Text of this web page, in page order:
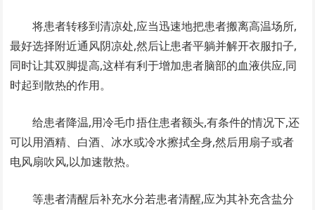
将患者转移到清凉处,应当迅速地把患者搬离高温场所,
最好选择附近通风阴凉处,然后让患者平躺并解开衣服扣子,
同时让其双脚提高,这样有利于增加患者脑部的血液供应,同
时起到散热的作用。
给患者降温,用冷毛巾捂住患者额头,有条件的情况下,还
可以用酒精、白酒、冰水或冷水擦拭全身,然后用扇子或者
电风扇吹风,以加速散热。
等患者清醒后补充水分若患者清醒,应为其补充含盐分